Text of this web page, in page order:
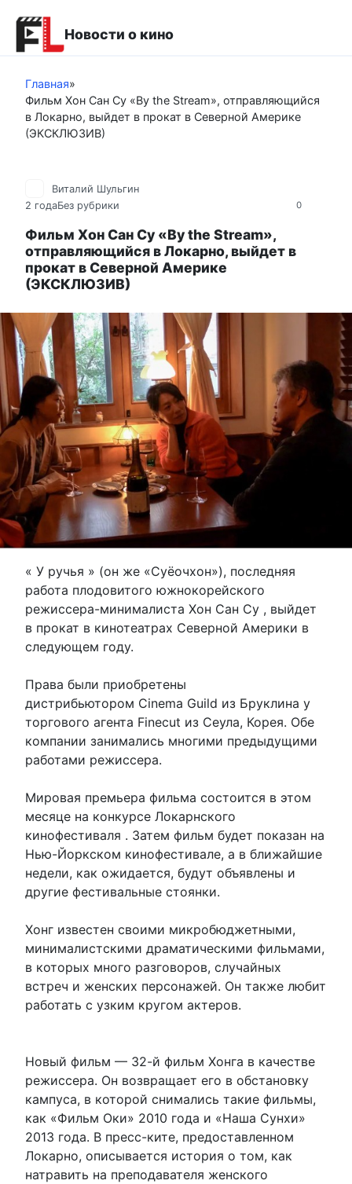
контенту
Новости о кино
Главная»
Фильм Хон Сан Су «By the Stream», отправляющийся
в Локарно, выйдет в прокат в Северной Америке
(ЭКСКЛЮЗИВ)
0
Виталий Шульгин
2 годаБез рубрики
Фильм Хон Сан Су «By the Stream»,
отправляющийся в Локарно, выйдет в
прокат в Северной Америке
(ЭКСКЛЮЗИВ)
« У ручья » (он же «Суёочхон»), последняя
работа плодовитого южнокорейского
режиссера-минималиста Хон Сан Су , выйдет
в прокат в кинотеатрах Северной Америки в
следующем году.
Права были приобретены
дистрибьютором Cinema Guild из Бруклина у
торгового агента Finecut из Сеула, Корея. Обе
компании занимались многими предыдущими
работами режиссера.
Мировая премьера фильма состоится в этом
месяце на конкурсе Локарнского
кинофестиваля . Затем фильм будет показан на
Нью-Йоркском кинофестивале, а в ближайшие
недели, как ожидается, будут объявлены и
другие фестивальные стоянки.
Хонг известен своими микробюджетными,
минималистскими драматическими фильмами,
в которых много разговоров, случайных
встреч и женских персонажей. Он также любит
работать с узким кругом актеров.
Новый фильм — 32-й фильм Хонга в качестве
режиссера. Он возвращает его в обстановку
кампуса, в которой снимались такие фильмы,
как «Фильм Оки» 2010 года и «Наша Сунхи»
2013 года. В пресс-ките, предоставленном
Локарно, описывается история о том, как
натравить на преподавателя женского